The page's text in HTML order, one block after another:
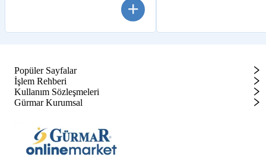
Popüler Sayfalar
İşlem Rehberi
Kullanım Sözleşmeleri
Gürmar Kurumsal